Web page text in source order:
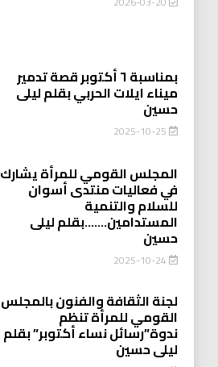
بمناسبة ٦ أكتوبر قصة تدمير
ميناء ايلات الحربي بقلم ليلى
حسين
2025-10-25
المجلس القومي للمرأة يشارك
في فعاليات منتدى أسوان
للسلام والتنمية
المستدامين…….بقلم ليلى
حسين
2025-10-24
لجنة الثقافة والفنون بالمجلس
القومي للمرأة تنظم
ندوة”رسائل نساء أكتوبر” بقلم
ليلى حسين